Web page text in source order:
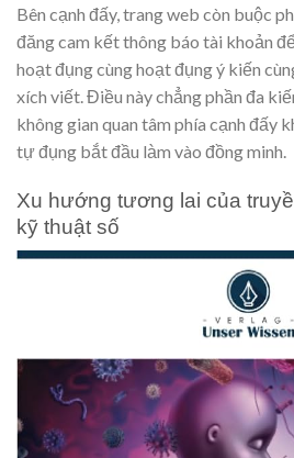
Bên cạnh đấy, trang web còn buộc
đăng cam kết thông báo tài khoản
hoạt đụng cùng hoạt đụng ý kiến
xích viết. Điều này chẳng phần đa
không gian quan tâm phía cạnh đấy
tự đụng bắt đầu làm vào đồng minh.
Xu hướng tương lai của
kỹ thuật số